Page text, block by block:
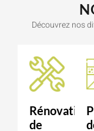
Découvrez nos
Rénovation
de